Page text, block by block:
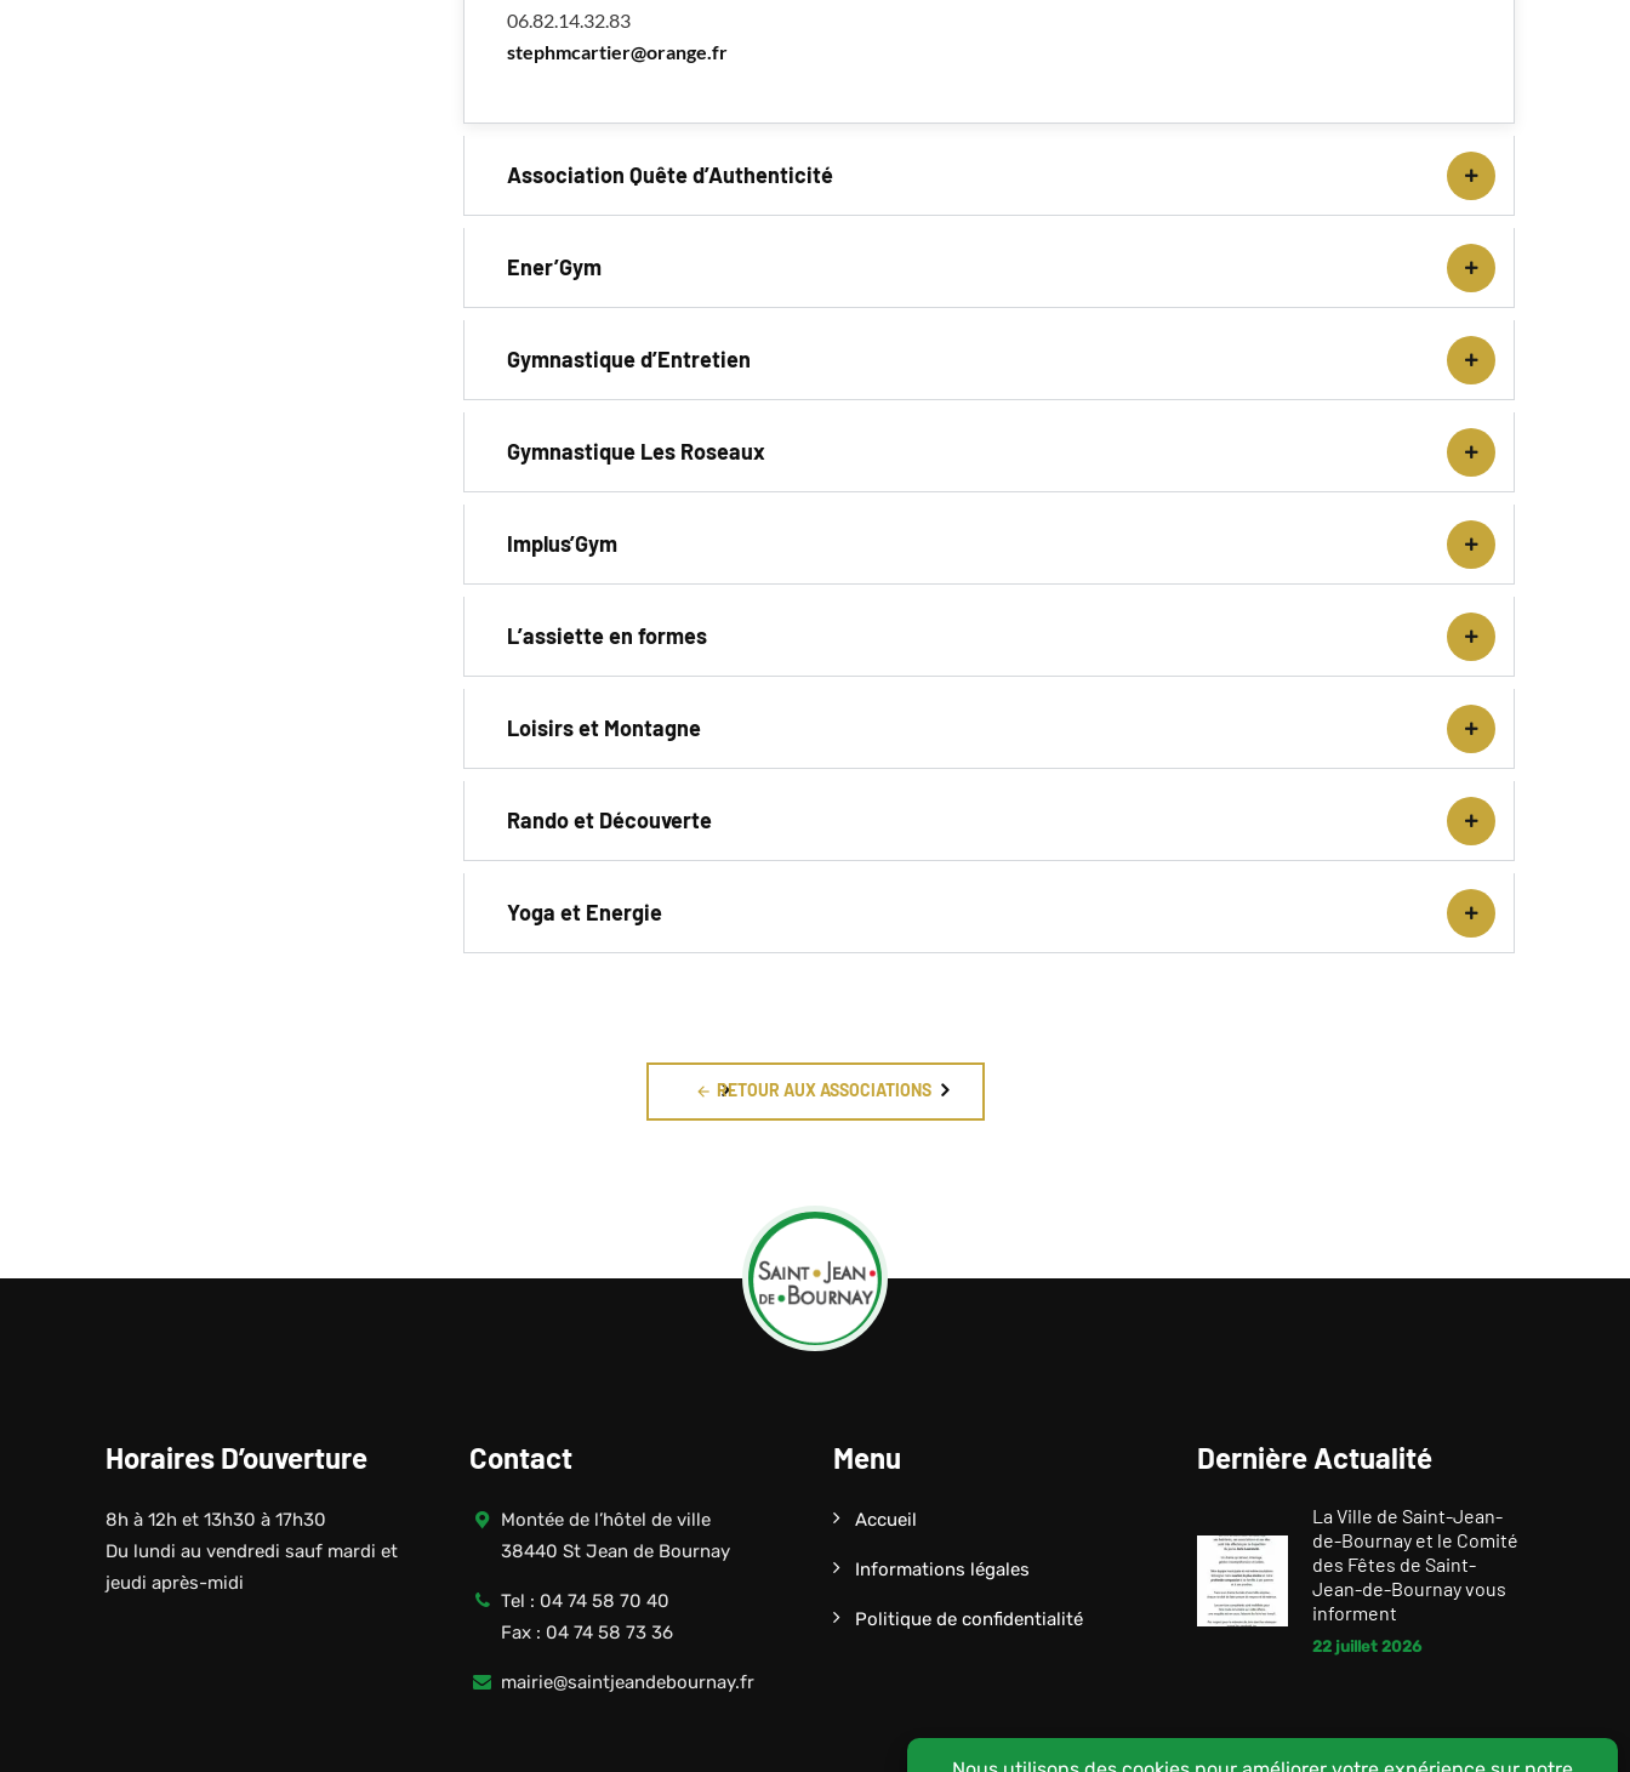
06.82.14.32.83
stephmcartier@orange.fr
Association Quête d’Authenticité
Ener’Gym
Gymnastique d’Entretien
Gymnastique Les Roseaux
Implus’Gym
L’assiette en formes
Loisirs et Montagne
Rando et Découverte
Yoga et Energie
RETOUR AUX ASSOCIATIONS
Horaires D’ouverture
8h à 12h et 13h30 à 17h30
Du lundi au vendredi sauf mardi et
jeudi après-midi
Contact
Montée de l’hôtel de ville
38440 St Jean de Bournay
Tel : 04 74 58 70 40
Fax : 04 74 58 73 36
mairie@saintjeandebournay.fr
Menu
Accueil
Informations légales
Politique de confidentialité
Dernière Actualité
La Ville de Saint-Jean-
de-Bournay et le Comité
des Fêtes de Saint-
Jean-de-Bournay vous
informent
22 juillet 2026